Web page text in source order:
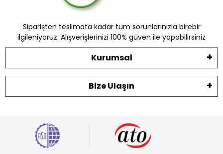
Siparişten teslimata kadar tüm sorunlarınızla birebir
ilgileniyoruz. Alışverişlerinizi 100% güven ile yapabilirsiniz
Kurumsal
Bize Ulaşın